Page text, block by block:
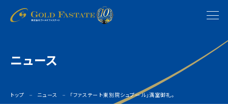
ニュース
トップ ニュース 「ファステート東別院シュプール」満室御礼。